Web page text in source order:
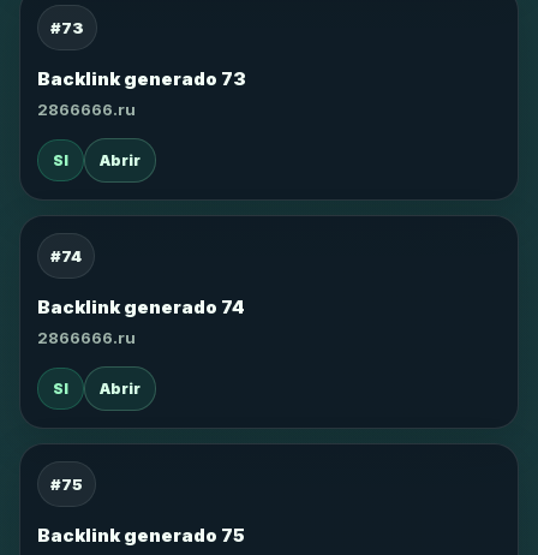
#73
Backlink generado 73
2866666.ru
SI Abrir
#74
Backlink generado 74
2866666.ru
SI Abrir
#75
Backlink generado 75